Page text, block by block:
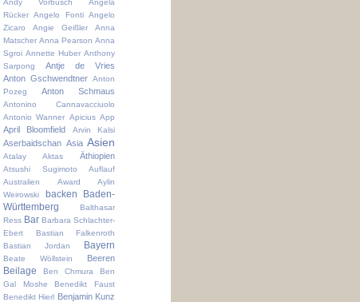
Andy Vorbusch
Angela
Rücker Angelo Fonti Angelo
Zicaro
Angie Geißler
Anna
Matscher Anna Pearson Anna
Sgroi Annette Huber Anthony
Sarpong
Antje de Vries
Anton Gschwendtner Anton
Pozeg
Anton Schmaus
Antonino Cannavacciuolo
Antonio Wanner Apicius App
April Bloomfield Arvin Kalsi
Aserbaidschan Asia Asien
Atalay Aktas Äthiopien
Atsushi Sugimoto
Auflauf
Australien
Award
Aylin
Weirowski
backen
Baden-
Württemberg
Balthasar
Ress Bar Barbara Schlachter-
Ebert
Bastian Falkenroth
Bastian Jordan
Bayern
Beate Wöllstein Beeren
Beilage Ben Chmura
Ben
Gal Moshe
Benedikt Faust
Benedikt Hierl Benjamin Kunz